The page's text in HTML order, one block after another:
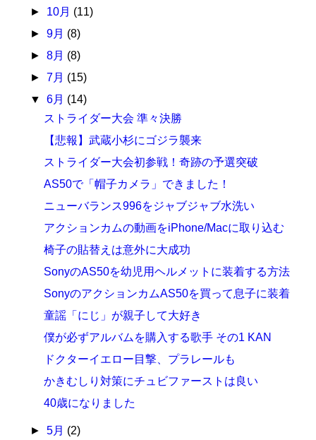
► 10月 (11)
► 9月 (8)
► 8月 (8)
► 7月 (15)
▼ 6月 (14)
ストライダー大会 準々決勝
【悲報】武蔵小杉にゴジラ襲来
ストライダー大会初参戦！奇跡の予選突破
AS50で「帽子カメラ」できました！
ニューバランス996をジャブジャブ水洗い
アクションカムの動画をiPhone/Macに取り込む
椅子の貼替えは意外に大成功
SonyのAS50を幼児用ヘルメットに装着する方法
SonyのアクションカムAS50を買って息子に装着
童謡「にじ」が親子して大好き
僕が必ずアルバムを購入する歌手 その1 KAN
ドクターイエロー目撃、プラレールも
かきむしり対策にチュビファーストは良い
40歳になりました
► 5月 (2)